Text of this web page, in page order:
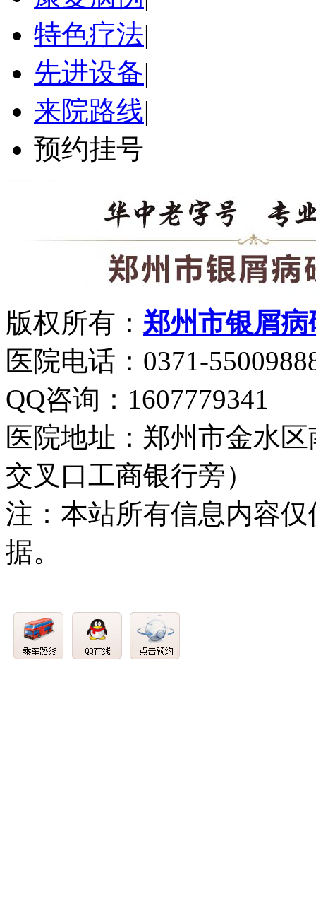
特色疗法|
先进设备|
来院路线|
预约挂号
版权所有： 郑州市银屑病
医院电话：0371-
QQ咨询：1607779341
医院地址：郑州市金水
交叉口工商银行旁）
注：本站所有信息内容
据。